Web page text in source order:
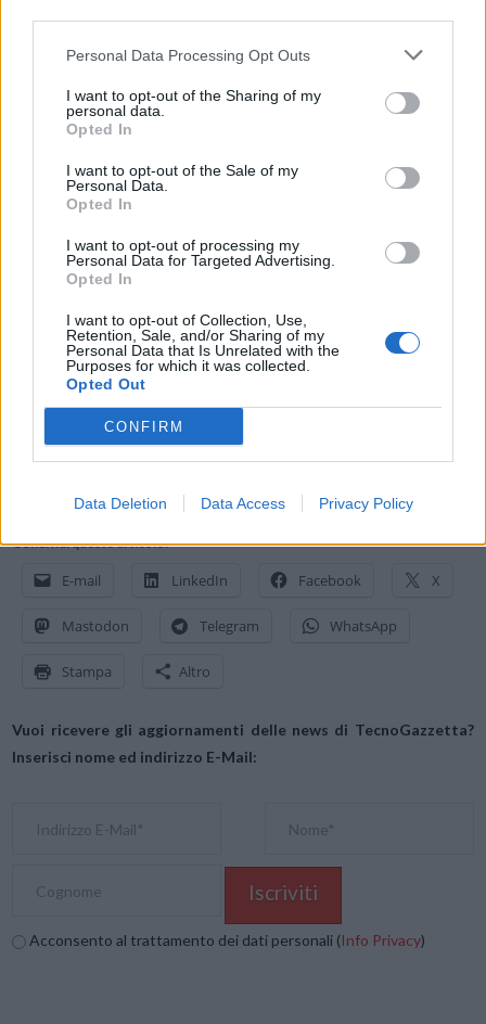
Personal Data Processing Opt Outs
I want to opt-out of the Sharing of my
personal data.
Opted In
I want to opt-out of the Sale of my
Personal Data.
Opted In
I want to opt-out of processing my
Personal Data for Targeted Advertising.
Opted In
I want to opt-out of Collection, Use,
Retention, Sale, and/or Sharing of my
Personal Data that Is Unrelated with the
Purposes for which it was collected.
Opted Out
CONFIRM
Data Deletion Data Access Privacy Policy
LG punta a potenziare le iniziative di marketing volte a offrire un
valore aggiunto e un’esperienza unica facendo leva su differenti
data la sua portata globale, la sua capacità di innovare e di creare
contenuti coinvolgenti. Per il futuro, LG prevede di introdurre altre
“LG collabora attivamente con i produttori di contenuti come Prime
Video per offrire un’esperienza coinvolgente sullo schermo di casa e
non solo”, ha dichiarato Chris Jo, senior vice-president of platform
business di LG Electronics Home Entertainment Company. “Siamo
partnership globale e la passione condivisa per l’innovazione nel
Condividi questo articolo:
E-mail LinkedIn Facebook X
Mastodon Telegram WhatsApp
Stampa Altro
Vuoi ricevere gli aggiornamenti delle news di TecnoGazzetta?
Inserisci nome ed indirizzo E-Mail:
Acconsento al trattamento dei dati personali (Info Privacy)